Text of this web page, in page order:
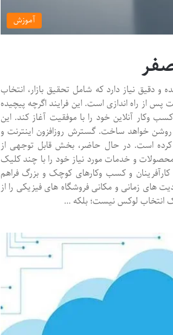
آموزش
صفر
و دقیق نیاز دارد که شامل تحقیق بازار، انتخاب
پس از راه اندازی است. این فرایند اگرچه پیچیده
وکار آنلاین خود را با موفقیت آغاز کند. این
روشن خواهد ساخت. گسترش روزافزون اینترنت و
کرده است. در حال حاضر، بخش قابل توجهی از
و خدمات مورد نیاز خود را با چند کلیک
و کسب وکارهای کوچک و بزرگ فراهم
های زمانی و مکانی فروشگاه های فیزیکی را از
انتخاب لوکس نیست؛ بلکه …